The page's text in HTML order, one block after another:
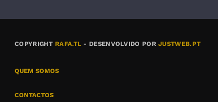
COPYRIGHT RAFA.TL - DESENVOLVIDO PORJUSTWEB.PT
QUEM SOMOS
CONTACTOS